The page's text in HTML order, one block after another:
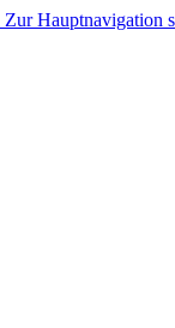
Zur Hauptnavigation